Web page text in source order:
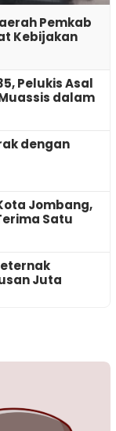
Pemkab
Kebijakan
Pelukis Asal
dalam
dengan
Jombang,
Satu
Juta